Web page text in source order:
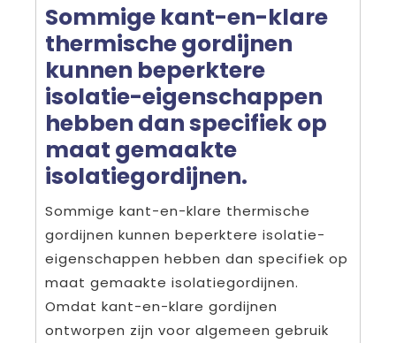
Sommige kant-en-klare
thermische gordijnen
kunnen beperktere
isolatie-eigenschappen
hebben dan specifiek op
maat gemaakte
isolatiegordijnen.
Sommige kant-en-klare thermische
gordijnen kunnen beperktere isolatie-
eigenschappen hebben dan specifiek op
maat gemaakte isolatiegordijnen.
Omdat kant-en-klare gordijnen
ontworpen zijn voor algemeen gebruik